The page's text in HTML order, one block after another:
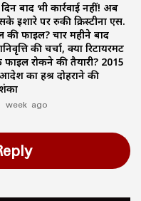
बाद भी कार्रवाई नहीं! अब
इशारे पर रुकी क्रिस्टीना एस.
की फाइल? चार महीने बाद
की चर्चा, क्या रिटायरमेंट
रोकने की तैयारी? 2015
का हश्र दोहराने की
week ago